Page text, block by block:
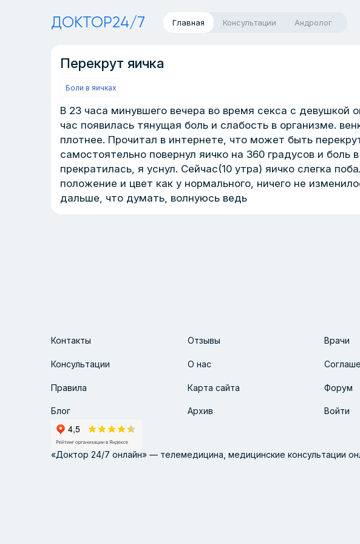
ДОКТОР24/7 Главная Консультации Андролог
Перекрут яичка
Боли в яичках
В 23 часа минувшего вечера во время секса с девушкой
час появилась тянущая боль и слабость в организме.
плотнее. Прочитал в интернете, что может быть
самостоятельно повернул яичко на 360 градусов и
прекратилась, я уснул. Сейчас(10 утра) яичко слегка
положение и цвет как у нормального, ничего не
дальше, что думать, волнуюсь ведь
Контакты Отзывы Врачи
Консультации О нас
Правила Карта сайта Форум
Блог Архив Войти
«Доктор 24/7 онлайн» — телемедицина, медицинские консультации